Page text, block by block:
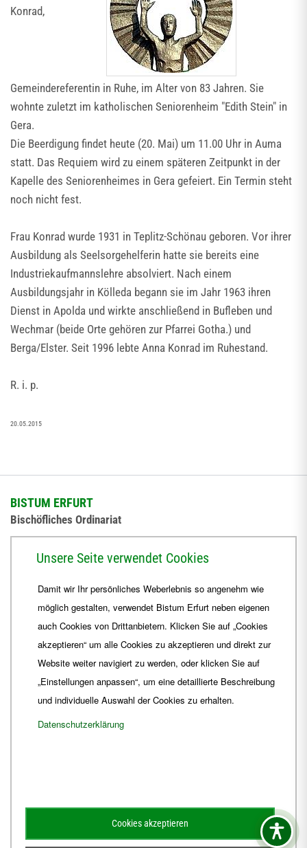
Konrad,
Gemeindereferentin in Ruhe, im Alter von 83 Jahren. Sie
wohnte zuletzt im katholischen Seniorenheim "Edith Stein" in
Gera.
Die Beerdigung findet heute (20. Mai) um 11.00 Uhr in Auma
statt. Das Requiem wird zu einem späteren Zeitpunkt in der
Kapelle des Seniorenheimes in Gera gefeiert. Ein Termin steht
noch nicht fest.
Frau Konrad wurde 1931 in Teplitz-Schönau geboren. Vor ihrer
Ausbildung als Seelsorgehelferin hatte sie bereits eine
Industriekaufmannslehre absolviert. Nach einem
Ausbildungsjahr in Kölleda begann sie im Jahr 1963 ihren
Dienst in Apolda und wirkte anschließend in Bufleben und
Wechmar (beide Orte gehören zur Pfarrei Gotha.) und
Berga/Elster. Seit 1996 lebte Anna Konrad im Ruhestand.
R. i. p.
20.05.2015
BISTUM ERFURT
Bischöfliches Ordinariat
+49 361 6572-444
ordinariat Bistum-Erfurt.de
Schematismus Amtsblatt
Unsere Seite verwendet Cookies
Damit wir Ihr persönliches Weberlebnis so angenehm wie
möglich gestalten, verwendet Bistum Erfurt neben eigenen
auch Cookies von Drittanbietern. Klicken Sie auf „Cookies
akzeptieren“ um alle Cookies zu akzeptieren und direkt zur
Website weiter navigiert zu werden, oder klicken Sie auf
„Einstellungen anpassen“, um eine detaillierte Beschreibung
und individuelle Auswahl der Cookies zu erhalten.
Datenschutzerklärung
Cookies akzeptieren